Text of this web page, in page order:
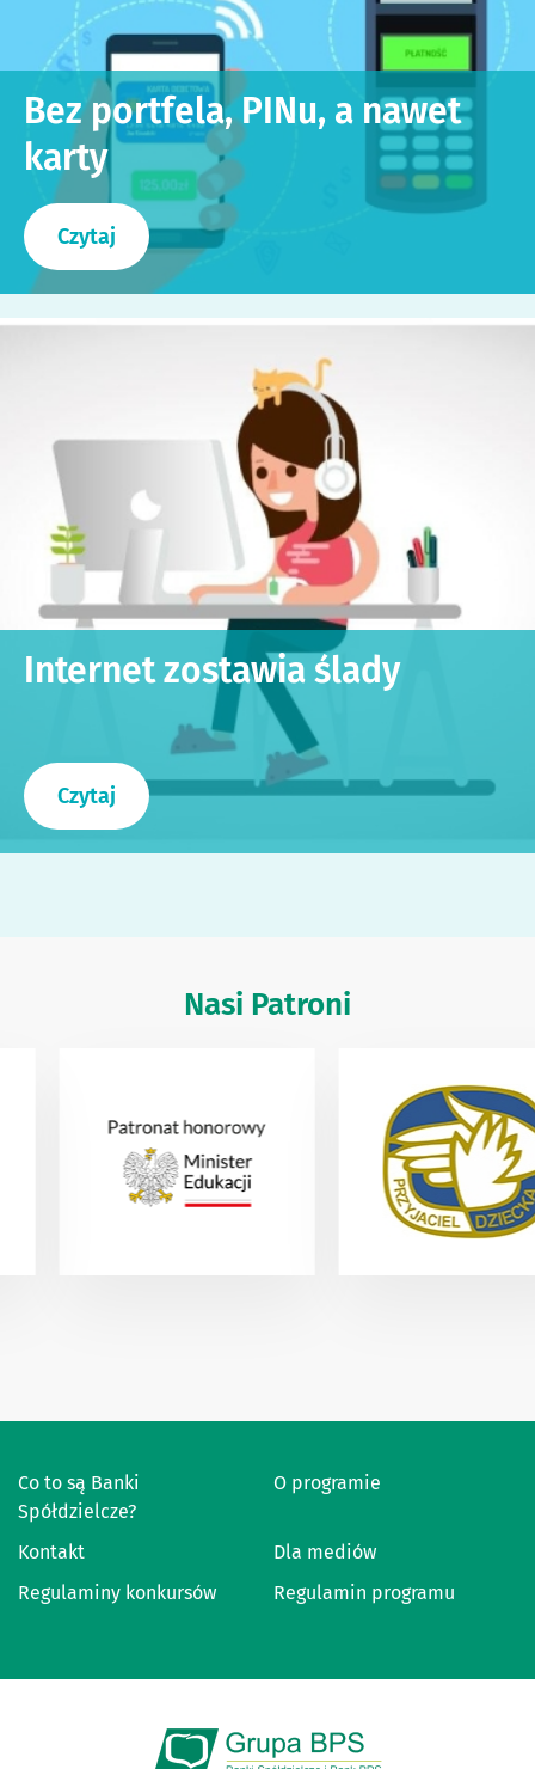
Bez portfela, PINu, a nawet
karty
Czytaj
Internet zostawia ślady
Czytaj
Nasi Patroni
Co to są Banki
Spółdzielcze?
O programie
Kontakt
Dla mediów
Regulaminy konkursów
Regulamin programu